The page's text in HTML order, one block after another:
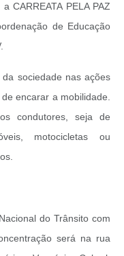
CARREATA PELA PAZ
de Educação
sociedade nas ações
encarar a mobilidade.
condutores, seja de
motocicletas ou
do Trânsito com
será na rua